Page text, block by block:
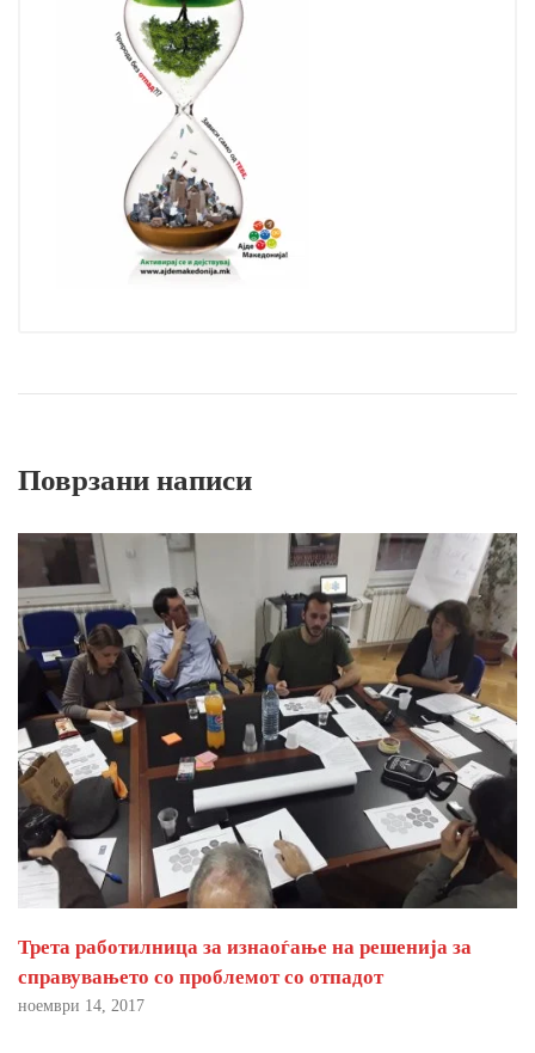
Поврзани написи
Трета работилница за изнаоѓање на решенија за
справувањето со проблемот со отпадот
ноември 14, 2017